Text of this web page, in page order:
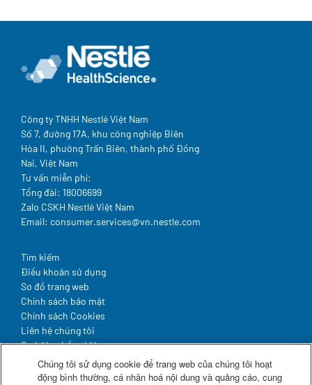
Công ty TNHH Nestlé Việt Nam
Số 7, đường 17A, khu công nghiệp Biên
Hòa II, phường Trấn Biên, thành phố Đồng
Nai, Việt Nam
Tư vấn miễn phí:
Tổng đài: 18006699
Zalo CSKH Nestlé Việt Nam
Email: consumer.services@vn.nestle.com
Legal
Tìm kiếm
Điều khoản sử dụng
Sơ đồ trang web
Chính sách bảo mật
Chính sách Cookies
Liên hệ chúng tôi
Cơ hội nghề nghiệp
Hợp tác & Đầu tư
Chúng tôi sử dụng cookie để trang web của chúng tôi hoạt
động bình thường, cá nhân hoá nội dung và quảng cáo, cung